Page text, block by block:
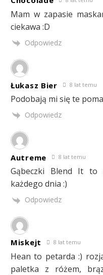
Mam w zapasie
ciekawa :D
Odpowiedz
Łukasz Bier 8 lat temu
Podobają mi się te
Odpowiedz
Autreme 8 lat temu
Gąbeczki Blend It
każdego dnia :)
Odpowiedz
Miskejt 8 lat temu
Hean to petarda :)
paletka z różem,